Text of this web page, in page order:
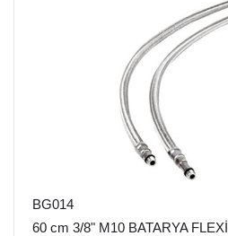
BG014
60 cm 3/8" M10 BATARYA FLEXİ